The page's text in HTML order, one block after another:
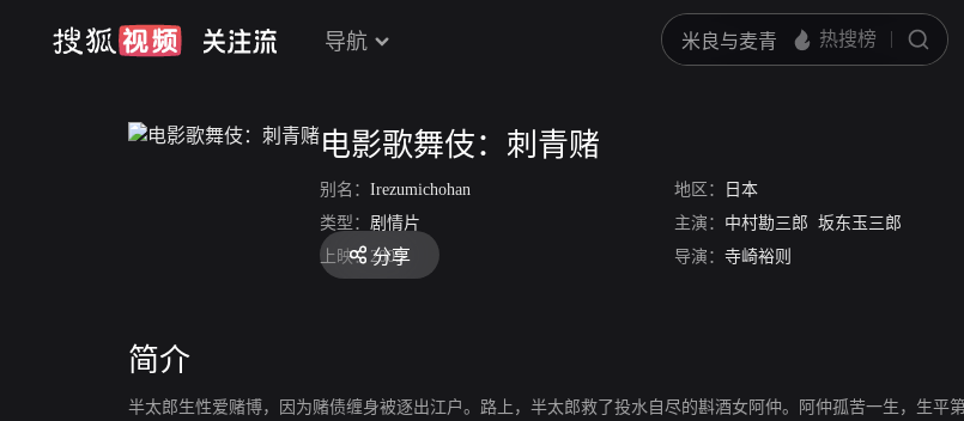
导航
电影歌舞伎：刺青赌
别名： Irezumichohan 地区：
日本
类型： 剧情片 主演： 中村勘三郎 坂东玉三郎
上映： 2009 导演： 寺崎裕则
分享
简介
半太郎生性爱赌博，因为赌债缠身被逐出江户。路上，半太郎救了投水自尽的斟酒女阿仲。阿仲孤苦一生，生平